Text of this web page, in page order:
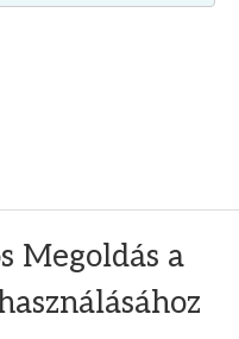
Megoldás a